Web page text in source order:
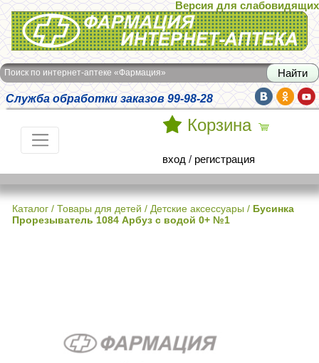
Интернет-аптека Фармация
Версия для слабовидящих
Поиск по интернет-аптеке «Фармация»
Служба обработки заказов 99-98-28
Корзина
вход / регистрация
Каталог / Товары для детей / Детские аксессуары / Бусинка
Прорезыватель 1084 Арбуз с водой 0+ №1